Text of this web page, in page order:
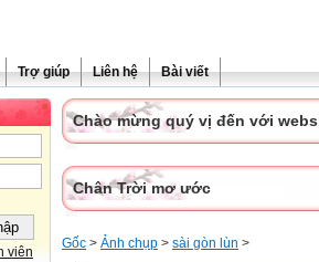
Trợ giúp Liên hệ Bài viết
viên
Chào mừng quý vị đến với
Chân Trời mơ ước
Gốc > Ảnh chụp > sài gòn lùn >